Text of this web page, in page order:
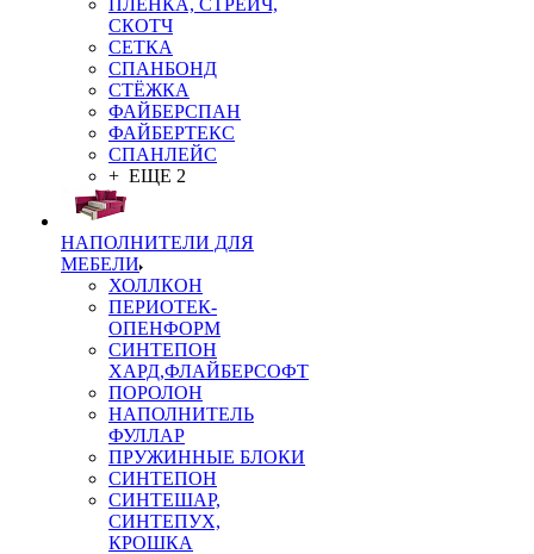
ПЛЁНКА, СТРЕЙЧ,
СКОТЧ
СЕТКА
СПАНБОНД
СТЁЖКА
ФАЙБЕРСПАН
ФАЙБЕРТЕКС
СПАНЛЕЙС
+ ЕЩЕ 2
НАПОЛНИТЕЛИ ДЛЯ
МЕБЕЛИ
ХОЛЛКОН
ПЕРИОТЕК-
ОПЕНФОРМ
СИНТЕПОН
ХАРД,ФЛАЙБЕРСОФТ
ПОРОЛОН
НАПОЛНИТЕЛЬ
ФУЛЛАР
ПРУЖИННЫЕ БЛОКИ
СИНТЕПОН
СИНТЕШАР,
СИНТЕПУХ,
КРОШКА